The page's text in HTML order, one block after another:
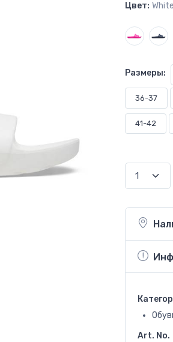
Цвет: White
Размеры:
36-37
41-42
Art. No.